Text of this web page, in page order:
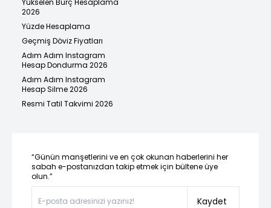
2026
Yüzde Hesaplama
Geçmiş Döviz Fiyatları
Adım Adım Instagram
Hesap Dondurma 2026
Adım Adım Instagram
Hesap Silme 2026
Resmi Tatil Takvimi 2026
“Günün manşetlerini ve en çok okunan haberlerini her
sabah e-postanızdan takip etmek için bültene üye
olun.”
Kaydet